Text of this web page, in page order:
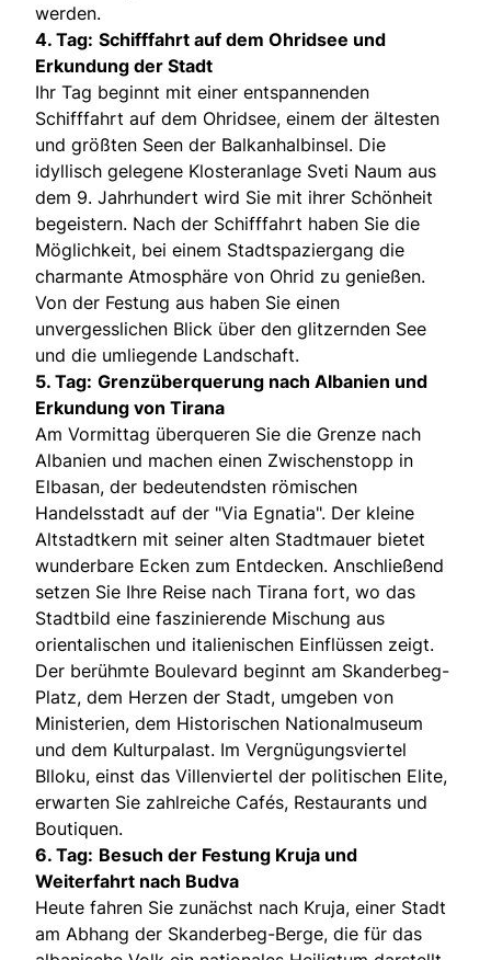
werden.
4. Tag: Schifffahrt auf dem Ohridsee und
Erkundung der Stadt
Ihr Tag beginnt mit einer entspannenden
Schifffahrt auf dem Ohridsee, einem der ältesten
und größten Seen der Balkanhalbinsel. Die
idyllisch gelegene Klosteranlage Sveti Naum aus
dem 9. Jahrhundert wird Sie mit ihrer Schönheit
begeistern. Nach der Schifffahrt haben Sie die
Möglichkeit, bei einem Stadtspaziergang die
charmante Atmosphäre von Ohrid zu genießen.
Von der Festung aus haben Sie einen
unvergesslichen Blick über den glitzernden See
und die umliegende Landschaft.
5. Tag: Grenzüberquerung nach Albanien und
Erkundung von Tirana
Am Vormittag überqueren Sie die Grenze nach
Albanien und machen einen Zwischenstopp in
Elbasan, der bedeutendsten römischen
Handelsstadt auf der "Via Egnatia". Der kleine
Altstadtkern mit seiner alten Stadtmauer bietet
wunderbare Ecken zum Entdecken. Anschließend
setzen Sie Ihre Reise nach Tirana fort, wo das
Stadtbild eine faszinierende Mischung aus
orientalischen und italienischen Einflüssen zeigt.
Der berühmte Boulevard beginnt am Skanderbeg-
Platz, dem Herzen der Stadt, umgeben von
Ministerien, dem Historischen Nationalmuseum
und dem Kulturpalast. Im Vergnügungsviertel
Blloku, einst das Villenviertel der politischen Elite,
erwarten Sie zahlreiche Cafés, Restaurants und
Boutiquen.
6. Tag: Besuch der Festung Kruja und
Weiterfahrt nach Budva
Heute fahren Sie zunächst nach Kruja, einer Stadt
am Abhang der Skanderbeg-Berge, die für das